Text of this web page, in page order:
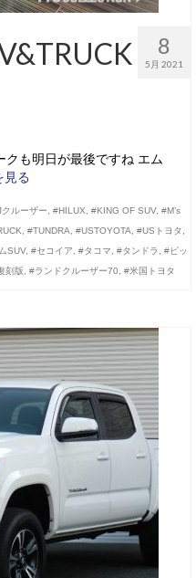
8
5月 2021
クも明日が最後ですね エム
見る
ルーザー #HILUX #KING OF SUV, #M’s
#TUNDRA #USTOYOTA #USトヨタ
SUV, #セコイア #タコマ #タンドラ
#ピッ
刻版 #ランドクルーザー70 #米国トヨタ